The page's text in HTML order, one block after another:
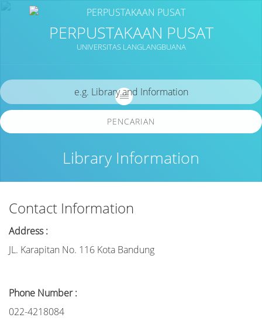
PERPUSTAKAAN PUSAT
UNIVERSITAS LANGLANGBUANA
Library Information
PENCARIAN
Contact Information
Address :
JL. Karapitan No. 116 Kota Bandung
Phone Number :
022-4218084